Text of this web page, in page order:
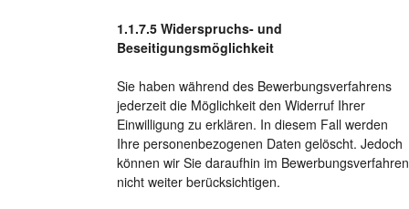
Widerspruchs- und
Beseitigungsmöglichkeit
Sie haben während des Bewerbungsverfahrens
jederzeit die Möglichkeit den Widerruf Ihrer
Einwilligung zu erklären. In diesem Fall werden
Ihre personenbezogenen Daten gelöscht. Jedoch
können wir Sie daraufhin im Bewerbungsverfahren
nicht weiter berücksichtigen.